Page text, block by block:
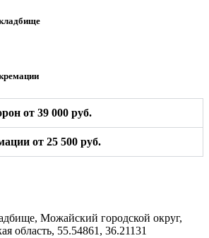
от 39 000 руб.
от 25 500 руб.
Можайский городской округ,
область, 55.54861, 36.21131